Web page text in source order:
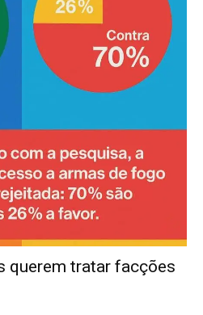
querem tratar facções